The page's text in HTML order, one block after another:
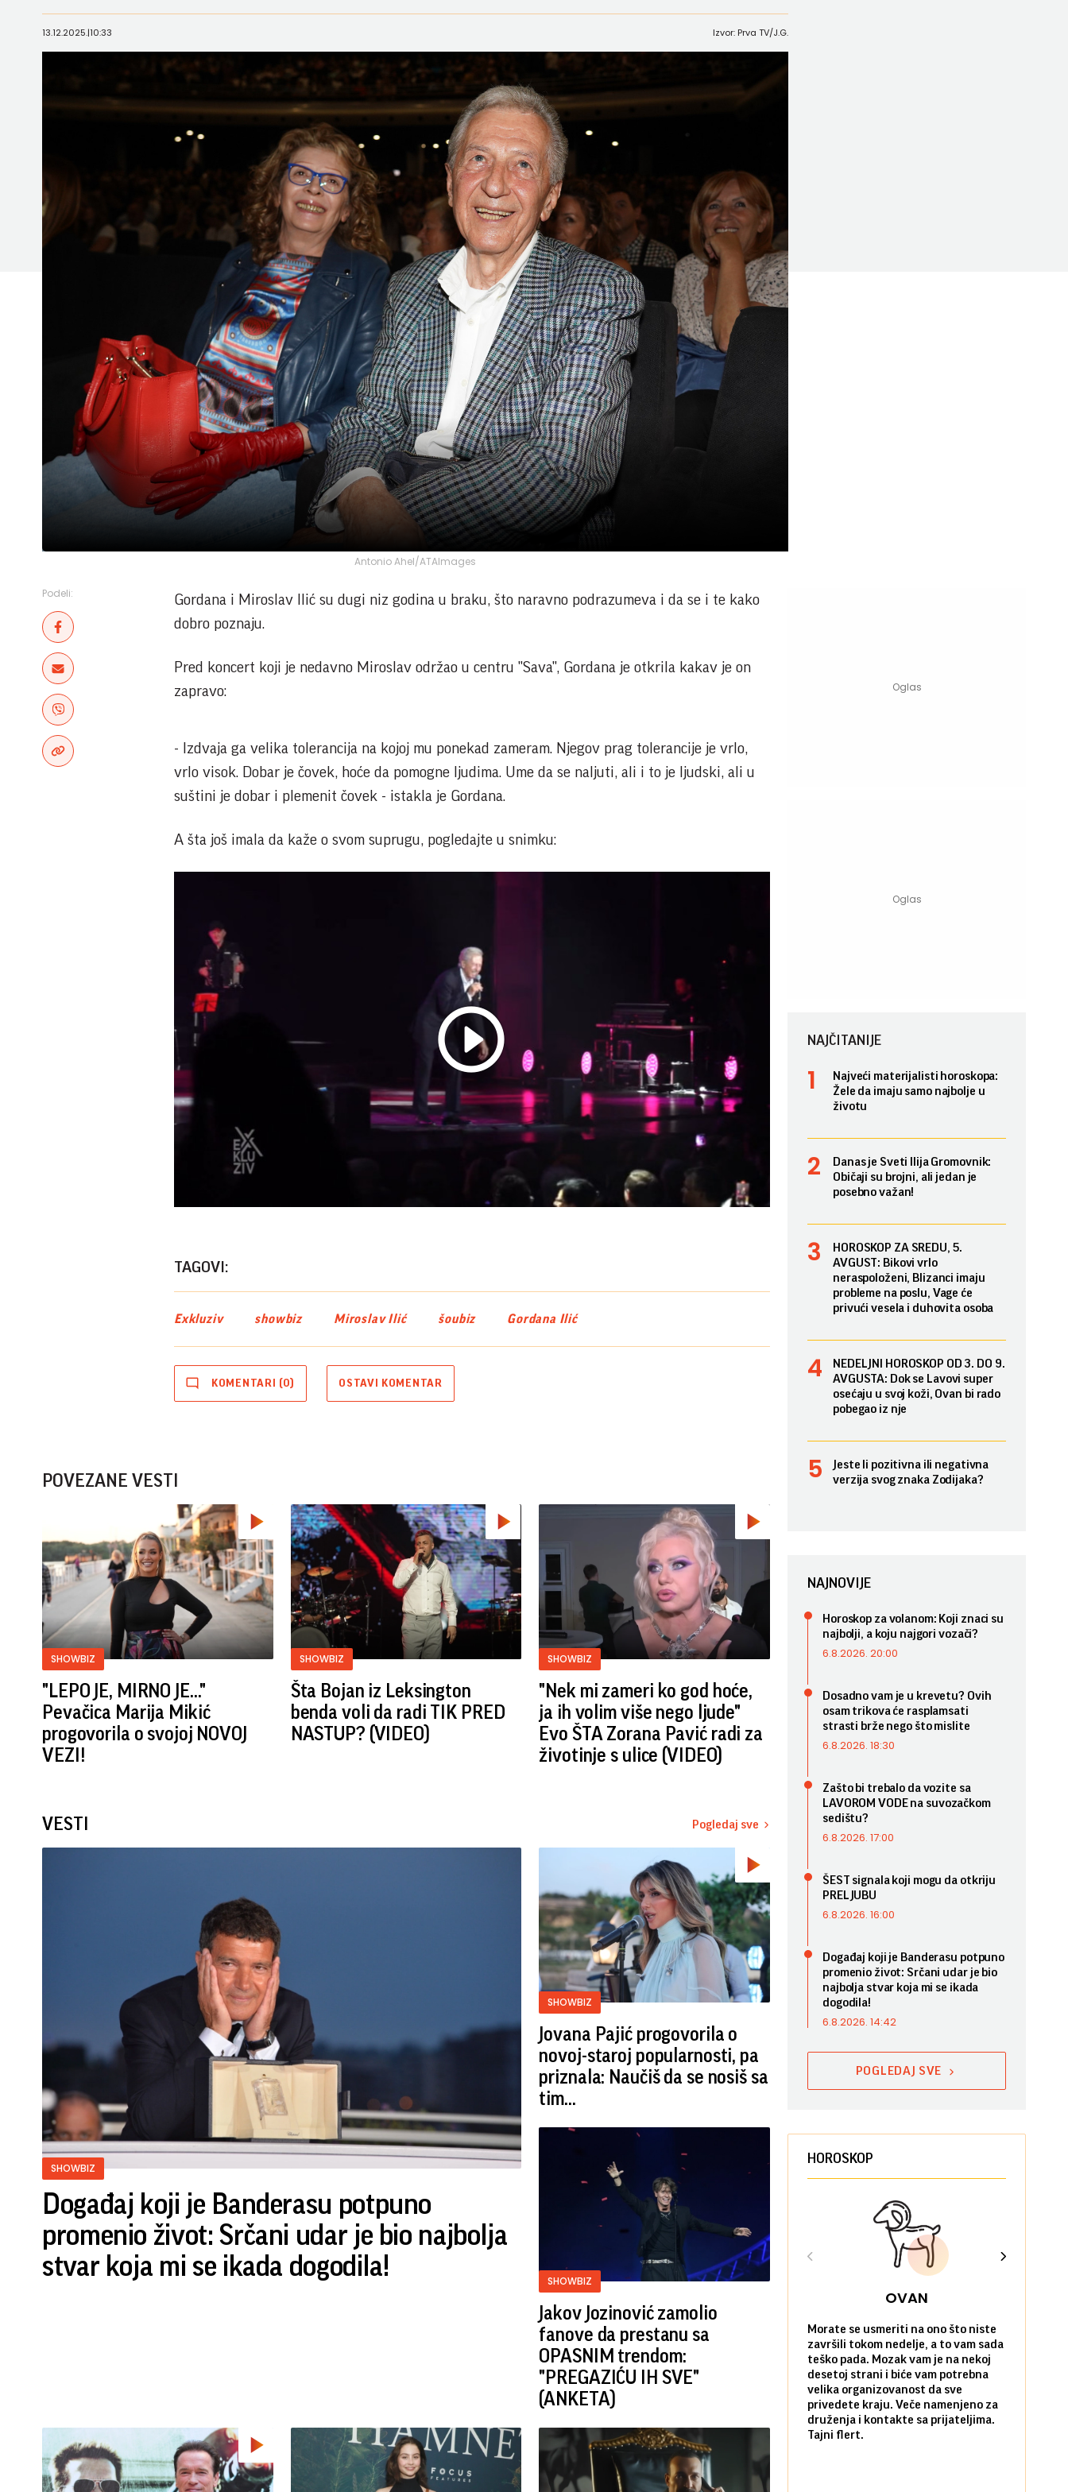
Antonio Ahel/ATAImages
13.12.2025.|10:33 Izvor: Prva TV/J.G.
Podeli:
Gordana i Miroslav Ilić su dugi niz godina u braku, što naravno podrazumeva i da se i te kako
dobro poznaju.
Pred koncert koji je nedavno Miroslav održao u centru "Sava", Gordana je otkrila kakav je on
zapravo:
- Izdvaja ga velika tolerancija na kojoj mu ponekad zameram. Njegov prag tolerancije je vrlo,
vrlo visok. Dobar je čovek, hoće da pomogne ljudima. Ume da se naljuti, ali i to je ljudski, ali u
suštini je dobar i plemenit čovek - istakla je Gordana.
A šta još imala da kaže o svom suprugu, pogledajte u snimku:
Play
Video
TAGOVI:
Exkluziv showbiz Miroslav Ilić šoubiz Gordana Ilić
KOMENTARI (0) OSTAVI KOMENTAR
POVEZANE VESTI
SHOWBIZ
"LEPO JE, MIRNO JE..."
Pevačica Marija Mikić
progovorila o svojoj NOVOJ
VEZI!
SHOWBIZ
Šta Bojan iz Leksington
benda voli da radi TIK PRED
NASTUP? (VIDEO)
SHOWBIZ
"Nek mi zameri ko god hoće,
ja ih volim više nego ljude"
Evo ŠTA Zorana Pavić radi za
životinje s ulice (VIDEO)
VESTI Pogledaj sve
SHOWBIZ
Događaj koji je Banderasu potpuno
promenio život: Srčani udar je bio najbolja
stvar koja mi se ikada dogodila!
SHOWBIZ
Jovana Pajić progovorila o
novoj-staroj popularnosti, pa
priznala: Naučiš da se nosiš sa
tim...
SHOWBIZ
Jakov Jozinović zamolio
fanove da prestanu sa
OPASNIM trendom:
"PREGAZIĆU IH SVE"
(ANKETA)
NAJČITANIJE
Najveći materijalisti horoskopa:
Žele da imaju samo najbolje u
životu
Danas je Sveti Ilija Gromovnik:
Običaji su brojni, ali jedan je
posebno važan!
HOROSKOP ZA SREDU, 5.
AVGUST: Bikovi vrlo
neraspoloženi, Blizanci imaju
probleme na poslu, Vage će
privući vesela i duhovita osoba
NEDELJNI HOROSKOP OD 3. DO 9.
AVGUSTA: Dok se Lavovi super
osećaju u svoj koži, Ovan bi rado
pobegao iz nje
Jeste li pozitivna ili negativna
verzija svog znaka Zodijaka?
NAJNOVIJE
Horoskop za volanom: Koji znaci su
najbolji, a koju najgori vozači?
6.8.2026. 20:00
Dosadno vam je u krevetu? Ovih
osam trikova će rasplamsati
strasti brže nego što mislite
6.8.2026. 18:30
Zašto bi trebalo da vozite sa
LAVOROM VODE na suvozačkom
sedištu?
6.8.2026. 17:00
ŠEST signala koji mogu da otkriju
PRELJUBU
6.8.2026. 16:00
Događaj koji je Banderasu potpuno
promenio život: Srčani udar je bio
najbolja stvar koja mi se ikada
dogodila!
6.8.2026. 14:42
POGLEDAJ SVE
HOROSKOP
OVAN
Morate se usmeriti na ono što niste
završili tokom nedelje, a to vam sada
teško pada. Mozak vam je na nekoj
desetoj strani i biće vam potrebna
velika organizovanost da sve
privedete kraju. Veče namenjeno za
druženja i kontakte sa prijateljima.
Tajni flert.